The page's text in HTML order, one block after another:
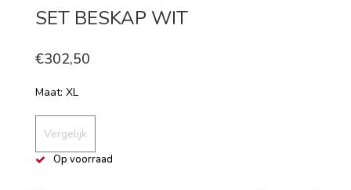
SET BESKAP WIT
€302,50
Maat: XL
Vergelijk
Op voorraad